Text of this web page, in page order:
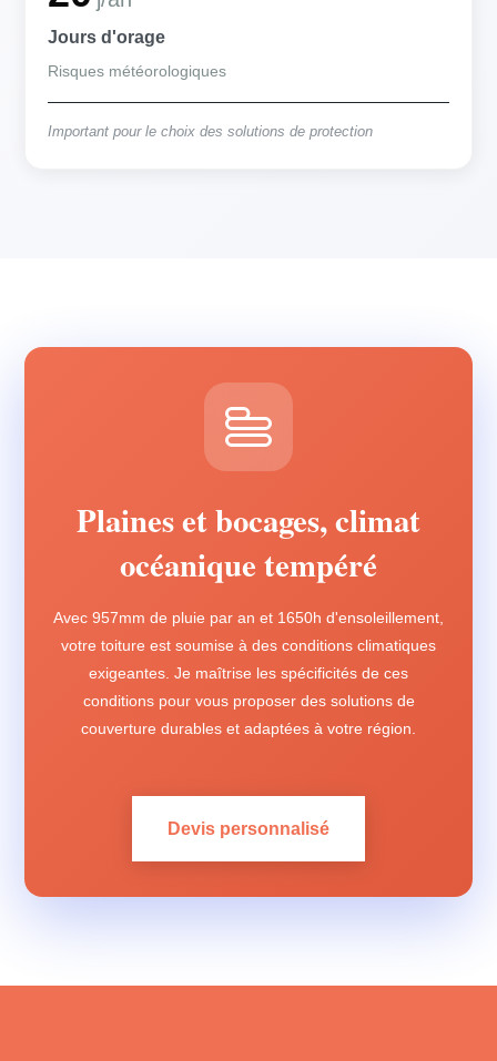
Jours d'orage
Risques météorologiques
Important pour le choix des solutions de protection
Plaines et bocages, climat
océanique tempéré
Avec 957mm de pluie par an et 1650h d'ensoleillement,
votre toiture est soumise à des conditions climatiques
exigeantes. Je maîtrise les spécificités de ces
conditions pour vous proposer des solutions de
couverture durables et adaptées à votre région.
Devis personnalisé